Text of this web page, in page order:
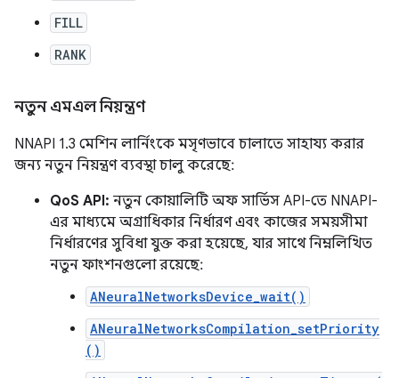
FILL
RANK
নতুন এমএল নিয়ন্ত্রণ
NNAPI 1.3 মেশিন লার্নিংকে মসৃণভাবে চালাতে সাহায্য করার
জন্য নতুন নিয়ন্ত্রণ ব্যবস্থা চালু করেছে:
QoS API: নতুন কোয়ালিটি অফ সার্ভিস API-তে NNAPI-
এর মাধ্যমে অগ্রাধিকার নির্ধারণ এবং কাজের সময়সীমা
নির্ধারণের সুবিধা যুক্ত করা হয়েছে, যার সাথে নিম্নলিখিত
নতুন ফাংশনগুলো রয়েছে:
ANeuralNetworksDevice_wait()
ANeuralNetworksCompilation_setPriority
()